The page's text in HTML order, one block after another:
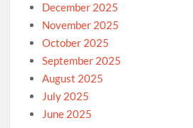
December 2025
November 2025
October 2025
September 2025
August 2025
July 2025
June 2025